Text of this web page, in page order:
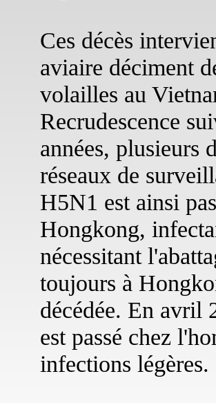
Ces décès
aviaire déciment
volailles au
Recrudescence
années, plusieurs
réseaux de
H5N1 est ainsi
Hongkong,
nécessitant
toujours à
décédée. En avril
est passé chez
infections légères.